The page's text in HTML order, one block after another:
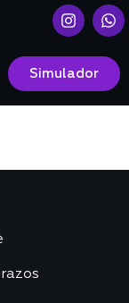
Simulador